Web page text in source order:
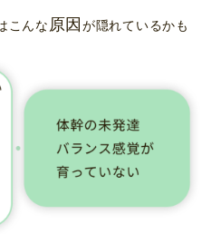
こんな 原因が隠れているかも